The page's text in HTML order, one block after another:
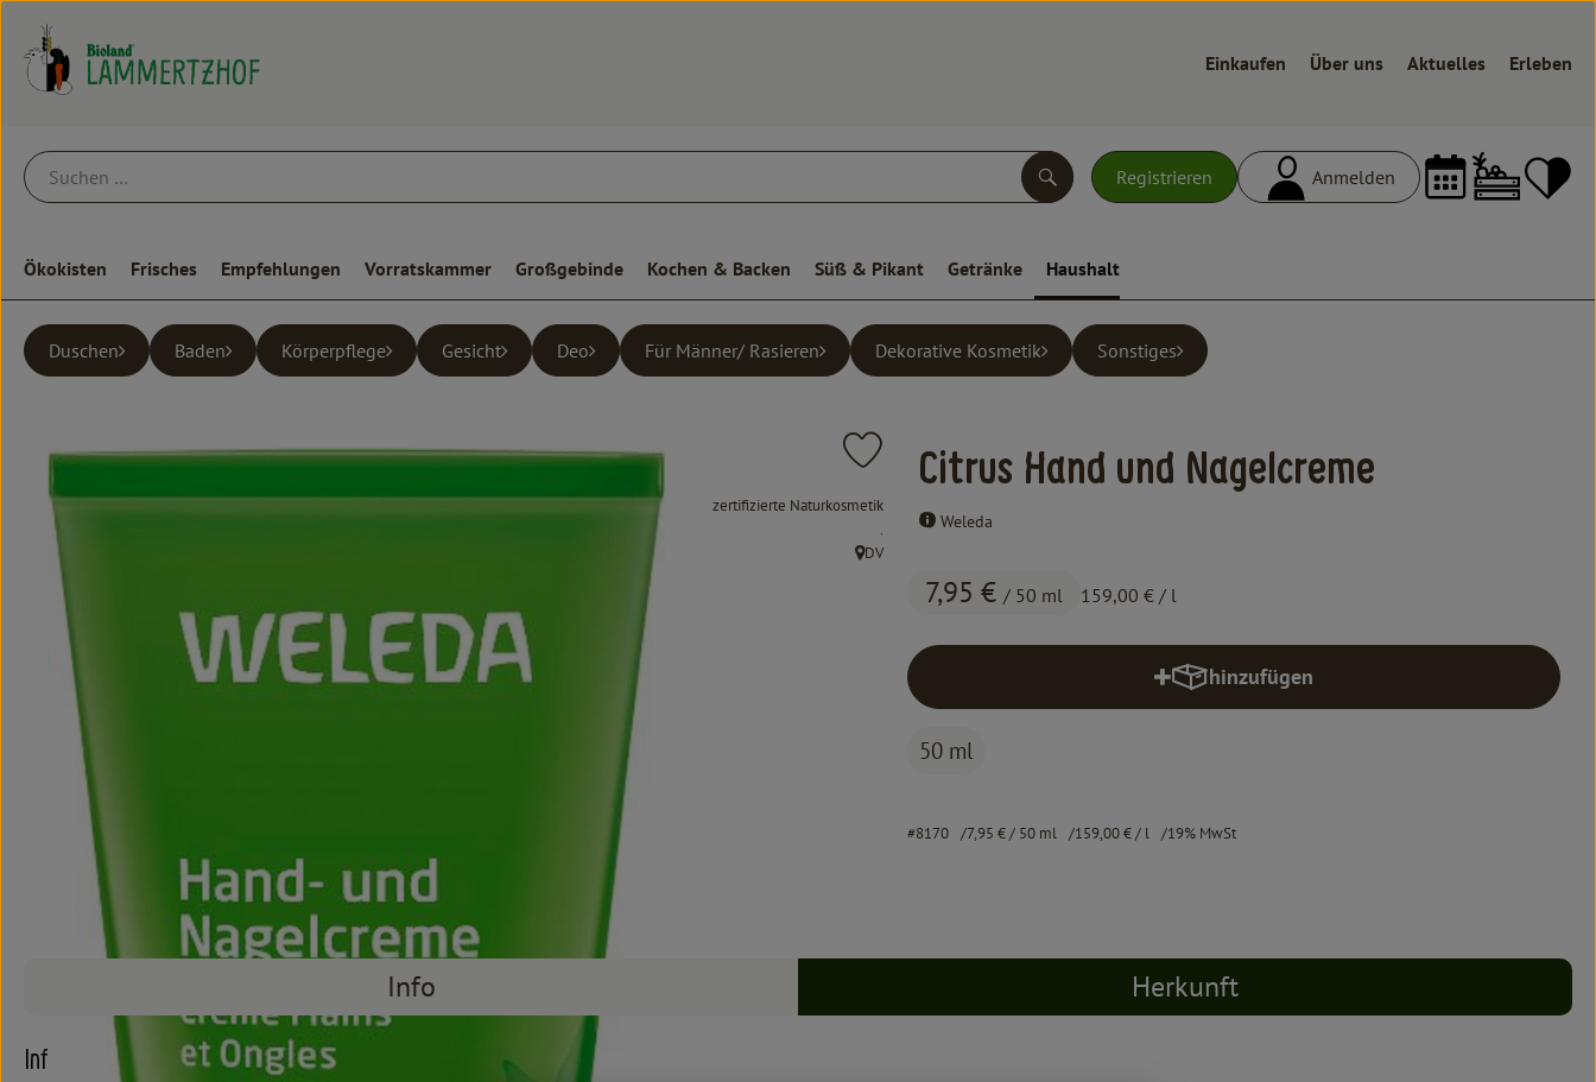
Einkaufen Über uns Aktuelles Erleben
Registrieren Anmelden
Suchen
Ökokisten Frisches Empfehlungen Vorratskammer Großgebinde Kochen & Backen Süß & Pikant Getränke Haushalt
Duschen Baden Körperpflege Gesicht Deo Für Männer/ Rasieren Dekorative Kosmetik Sonstiges
Citrus Hand und Nagelcreme
Weleda
7,95 € / 50 ml 159,00 € / l
Produkt zu Favouriten hinzufügen
, Verband:
zertifizierte Naturkosmetik
, Kontrollstelle:
.
, Herkunft:
DV
hinzufügen
Produkt zum Warenkorb hinzufügen
50 ml
#8170 7,95 €/ 50 ml 159,00 €/ l 19% MwSt
Info Herkunft
Info